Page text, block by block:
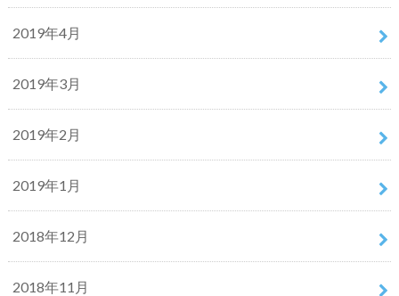
2019年4月
2019年3月
2019年2月
2019年1月
2018年12月
2018年11月